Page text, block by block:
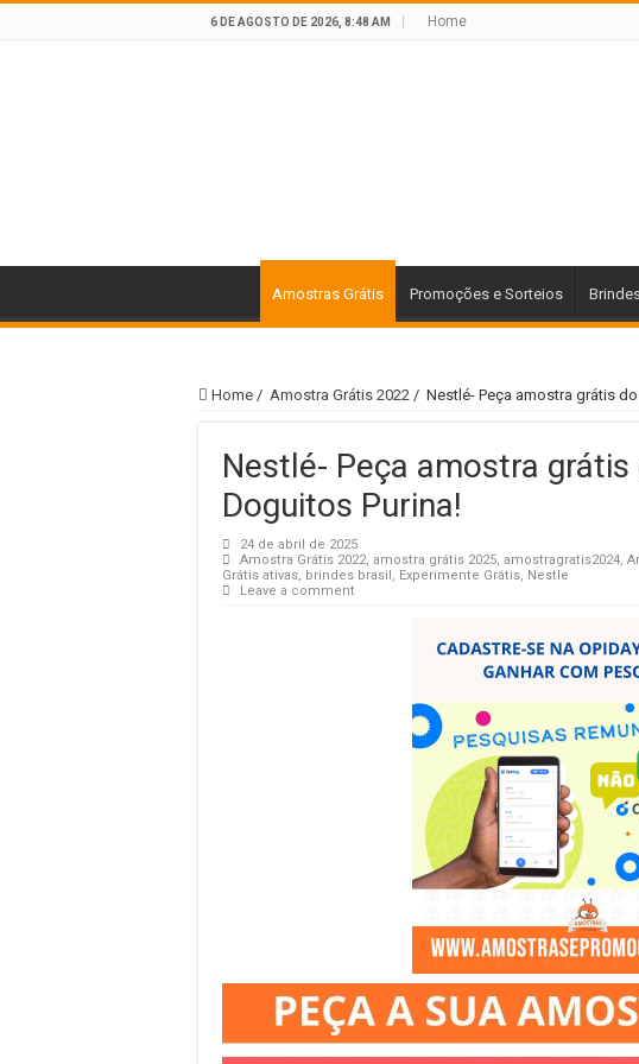
6 DE AGOSTO DE 2026, 8:48 AM Home
Amostras Grátis Promoções e Sorteios
Home / Amostra Grátis 2022 / Nestlé- Peça amostra grátis
Nestlé- Peça amostra
Doguitos Purina!
24 de abril de 2025
Amostra Grátis 2022, amostra grátis 2025, amostragratis2024,
Grátis ativas, brindes brasil, Experimente Grátis, Nestle
Leave a comment